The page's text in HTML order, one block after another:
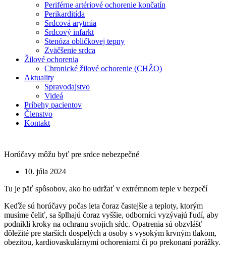
Periférne artériové ochorenie končatín
Perikarditída
Srdcová arytmia
Srdcový infarkt
Stenóza obličkovej tepny
Zväčšenie srdca
Žilové ochorenia
Chronické žilové ochorenie (CHŽO)
Aktuality
Spravodajstvo
Videá
Príbehy pacientov
Členstvo
Kontakt
Horúčavy môžu byť pre srdce nebezpečné
10. júla 2024
Tu je päť spôsobov, ako ho udržať v extrémnom teple v bezpečí
Keďže sú horúčavy počas leta čoraz častejšie a teploty, ktorým
musíme čeliť, sa šplhajú čoraz vyššie, odborníci vyzývajú ľudí, aby
podnikli kroky na ochranu svojich sŕdc. Opatrenia sú obzvlášť
dôležité pre starších dospelých a osoby s vysokým krvným tlakom,
obezitou, kardiovaskulárnymi ochoreniami či po prekonaní porážky.